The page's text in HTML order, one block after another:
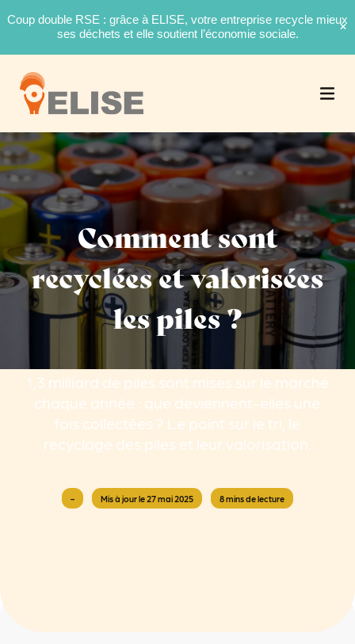
Coup double RSE : grâce à ELISE, votre entreprise recycle mieux
ses déchets et elle soutient l’économie sociale.
Comment sont
recyclées et valorisées
les piles ?
1,3 milliard de piles sont mises sur le marché
chaque année : que deviennent-elles une
fois collectées ? Le point sur le tri, le
recyclage des piles et leur valorisation.
Mis à jour le 27 mai 2025
- 8 mins de lecture